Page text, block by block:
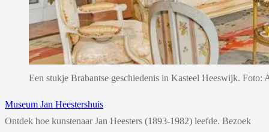
Een stukje Brabantse geschiedenis in Kasteel Heeswijk. Foto:
Museum Jan Heestershuis
Ontdek hoe kunstenaar Jan Heesters (1893-1982) leefde. Bezoek